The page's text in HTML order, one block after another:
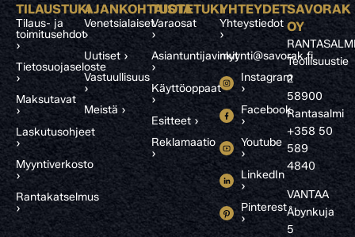
TILAUSTUKI
Tilaus- ja
toimitusehdot
›
Tietosuojaseloste
›
Maksutavat
›
Laskutusohjeet
›
Myyntiverkosto
›
Rantakatselmus
›
AJANKOHTAISTA
Venetsialaiset
›
Uutiset ›
Vastuullisuus
›
Meistä ›
TUOTETUKI
Varaosat
›
Asiantuntijavinkit
›
Käyttöoppaat
›
Esitteet ›
Reklamaatio
›
YHTEYDET
Yhteystiedot
›
myynti@savorak.fi
Instagram
›
Facebook
›
Youtube
›
LinkedIn
›
Pinterest
›
SAVORAK
OY
Teollisuustie
2
58900
Rantasalmi
+358 50
589
4840
VANTAA
Åbynkuja
5